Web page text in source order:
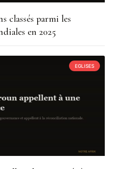
classés parmi les
en 2025
EGLISES